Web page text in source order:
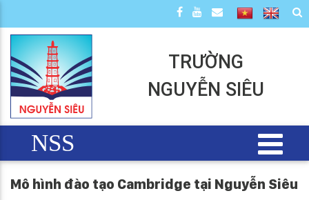
TRƯỜNG
NGUYỄN SIÊU
NSS
Mô hình đào tạo Cambridge tại Nguyễn Siêu